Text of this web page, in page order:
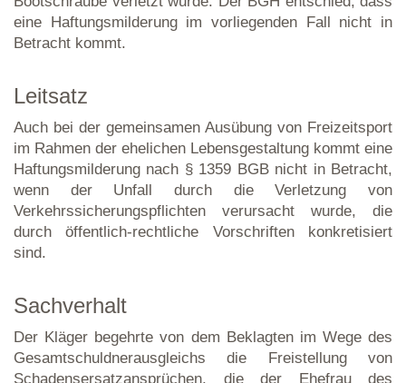
eine Haftungsmilderung im vorliegenden Fall nicht in
Betracht kommt.
Leitsatz
Auch bei der gemeinsamen Ausübung von Freizeitsport
im Rahmen der ehelichen Lebensgestaltung kommt eine
Haftungsmilderung nach § 1359 BGB nicht in Betracht,
wenn der Unfall durch die Verletzung von
Verkehrssicherungspflichten verursacht wurde, die
durch öffentlich-rechtliche Vorschriften konkretisiert
sind.
Sachverhalt
Der Kläger begehrte von dem Beklagten im Wege des
Gesamtschuldnerausgleichs die Freistellung von
Schadensersatzansprüchen, die der Ehefrau des